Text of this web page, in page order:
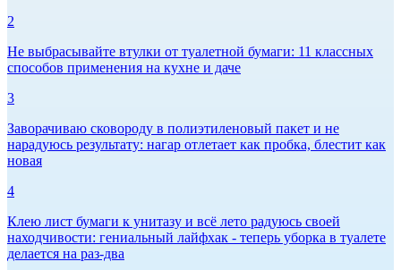
2
Не выбрасывайте втулки от туалетной бумаги: 11 классных
способов применения на кухне и даче
3
Заворачиваю сковороду в полиэтиленовый пакет и не
нарадуюсь результату: нагар отлетает как пробка, блестит как
новая
4
Клею лист бумаги к унитазу и всё лето радуюсь своей
находчивости: гениальный лайфхак - теперь уборка в туалете
делается на раз-два